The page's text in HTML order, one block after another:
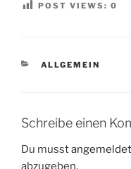
POST VIEWS: 0
KATEGORIEN
ALLGEMEIN
Schreibe einen
Du musstangemeldet
abzugeben.